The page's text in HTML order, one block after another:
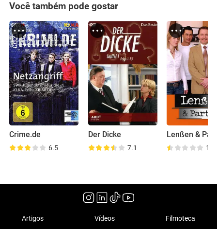
Você também pode gostar
Crime.de
6.5
Der Dicke
7.1
Lenßen &
1.9
Artigos Vídeos Filmoteca